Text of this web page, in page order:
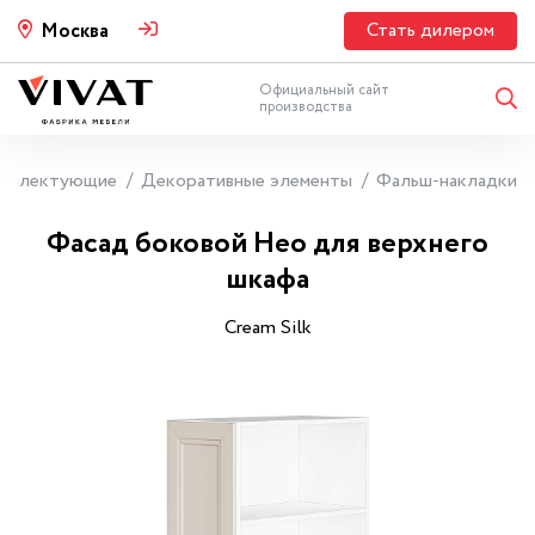
Москва Стать дилером
Официальный сайт
производства
Декоративные элементы Фальш-накладки
Фасад боковой Нео для верхнего
шкафа
Cream Silk